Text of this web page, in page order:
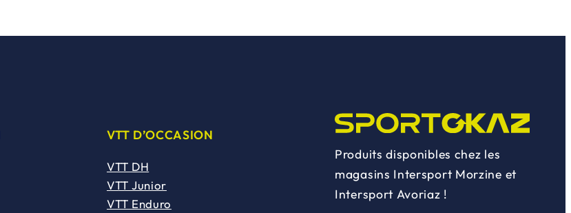
VTT D’OCCASION
VTT DH
VTT Junior
VTT Enduro
Produits disponibles chez les
magasins Intersport Morzine et
Intersport Avoriaz !